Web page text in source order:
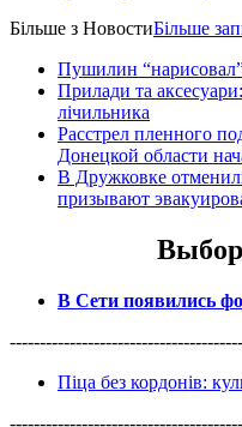
Більше з НовостиБільше
Пушилин
Прилади та
лічильника
Расстрел пленного
Донецкой области
В Дружковке
призывают
В Сети появились
Піца без кордонів: